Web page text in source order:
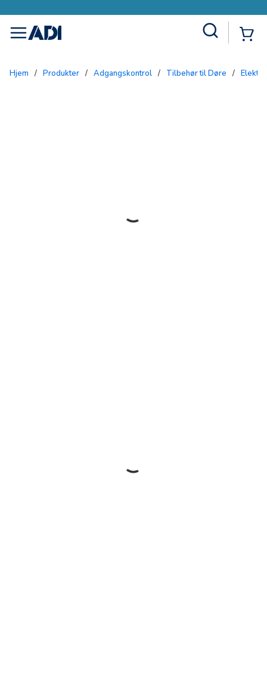
menu
Hjem / Produkter / Adgangskontrol / Tilbehør til Døre /